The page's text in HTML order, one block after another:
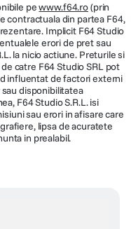
pewww.f64.ro(prin
contractuala din partea F64,
Implicit F64 Studio
erori de pret sau
la nicio actiune. Preturile si
catre F64 Studio SRL pot
influentat de factori externi
disponibilitatea
F64 Studio S.R.L. isi
sau erori in afisare care
lipsa de acuratete
in prealabil.